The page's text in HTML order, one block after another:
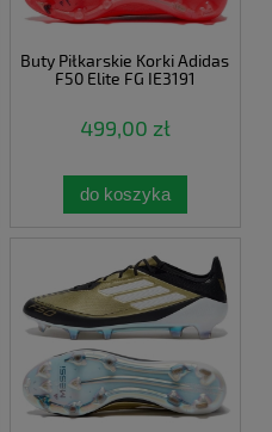
Buty Piłkarskie Korki Adidas
F50 Elite FG IE3191
499,00 zł
do koszyka